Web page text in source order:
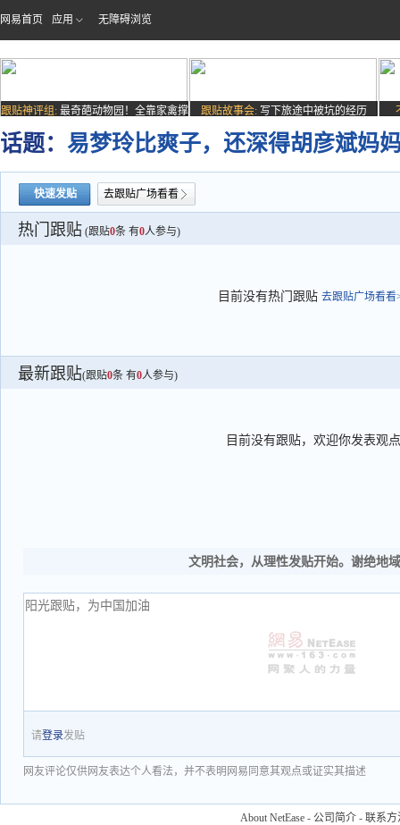
网易首页 应用 无障碍浏览
跟贴神评组: 最奇葩动物园！全靠家禽撑
场子
跟贴故事会: 写下旅途中被坑的经历
话题： 易梦玲比爽子，还深得胡彦斌妈
快速发贴 去跟贴广场看看
热门跟贴 (跟贴0条 有0人参与)
目前没有热门跟贴 去跟贴广场看看
最新跟贴(跟贴0条 有0人参与)
目前没有跟贴，欢迎你发表观点
文明社会，从理性发贴开始。谢绝地
请登录发贴
网友评论仅供网友表达个人看法，并不表明网易同意其观点或证实其描述
About NetEase - 公司简介 - 联系方